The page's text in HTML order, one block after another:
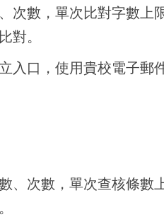
次數，單次比對字數上
對。
入口，使用貴校電子郵
、次數，單次查核條數